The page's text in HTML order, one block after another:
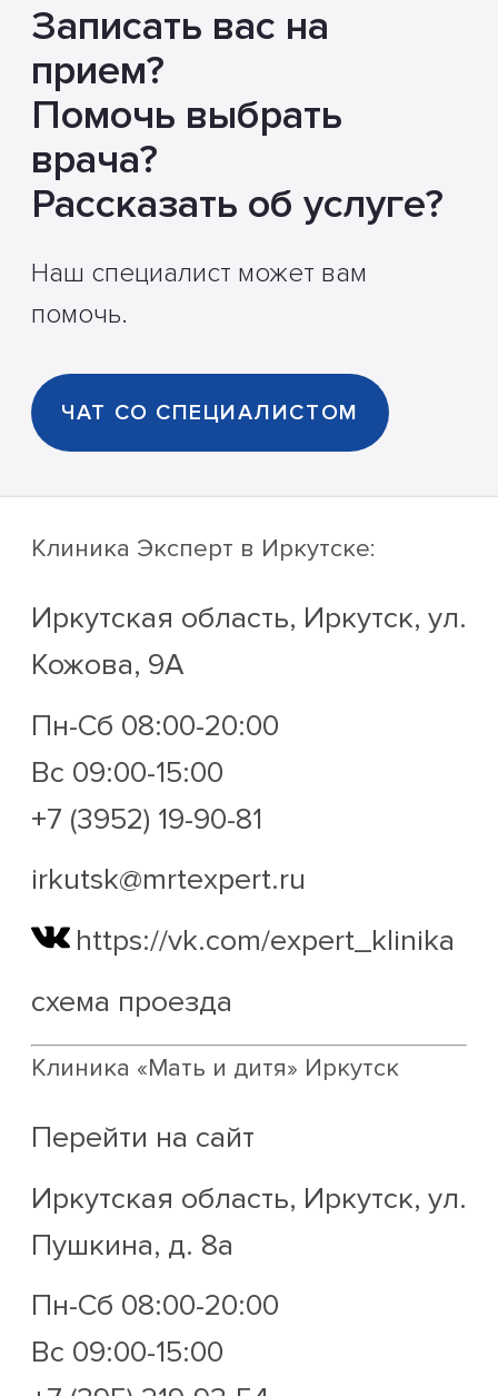
Записать вас на
прием?
Помочь выбрать
врача?
Рассказать об услуге?
Наш специалист может вам
помочь.
ЧАТ СО СПЕЦИАЛИСТОМ
Клиника Эксперт в Иркутске:
Иркутская область, Иркутск, ул.
Кожова, 9А
Пн-Сб 08:00-20:00
Вс 09:00-15:00
+7 (3952) 19-90-81
irkutsk@mrtexpert.ru
https://vk.com/expert_klinika
схема проезда
Клиника «Мать и дитя» Иркутск
Перейти на сайт
Иркутская область, Иркутск, ул.
Пушкина, д. 8а
Пн-Сб 08:00-20:00
Вс 09:00-15:00